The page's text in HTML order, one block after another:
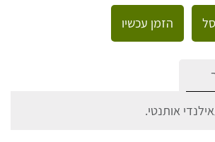
הזמן עכשיו
אותנטי.